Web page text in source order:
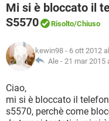
INSTAGRAM
TIKTOK
HARDWARE
iOS
TIKTOK
COVID-19
INTRATTENIMENTO
iOS
INSTAGRAM
TIKTOK
HARDWARE
FORUM
INTRATTENIMENTO
INSTAGRAM
TIKTOK
GLOSSARIO
COVID-19
INTRATTENIMENTO
iOS
Mi si è bloccato il
S5570
Risolto/Chiuso
kewin98 - 6 ott 2012
Ale - 21 mar 2015
Ciao,
mi si è bloccato il
s5570, perchè come